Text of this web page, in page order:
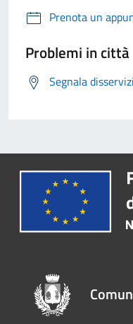
Prenota un
Problemi in città
Segnala